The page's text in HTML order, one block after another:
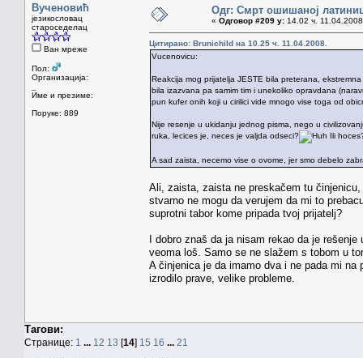
Вученовић
језикословац
староседелац
Ван мреже
Пол:
Организација:
Име и презиме:
Поруке: 889
Одг: Смрт ошишаној
« Одговор #209 у: 14.02 ч.
Цитирано: Brunichild на 10.25 ч. 11.04.2008.
Vucenovicu:
Reakcija mog prijatelja JESTE bila preterana,
bila izazvana pa samim tim i unekoliko opravdana
pun kufer onih koji u cirilici vide mnogo vise toga od
Nije resenje u ukidanju jednog pisma, nego u
ruka, lecices je, neces je valjda odseci?
Ili
A sad zaista, necemo vise o ovome, jer smo debelo
Ali, zaista, zaista ne preskačem tu
stvarno ne mogu da verujem da mi to
suprotni tabor kome pripada tvoj prijatelj?
I dobro znaš da ja nisam rekao da je
veoma loš. Samo se ne slažem s tobom u
A činjenica je da imamo dva i ne pada mi
izrodilo prave, velike probleme.
Тагови:
Странице: 1 ... 12 13 [14] 15 16 ... 21